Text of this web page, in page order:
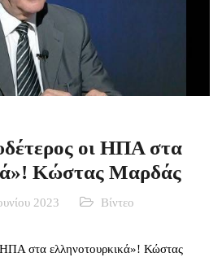
οι ΗΠΑ στα
Κώστας Μαρδάς
2023 Βίντεο
ΗΠΑ στα ελληνοτουρκικά»! Κώστας